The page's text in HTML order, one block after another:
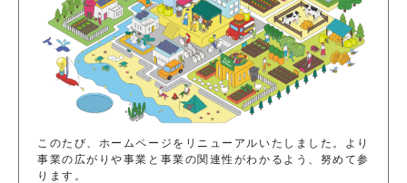
このたび、ホームページをリニューアルいたしました。より
事業の広がりや事業と事業の関連性がわかるよう、努めて参
ります。